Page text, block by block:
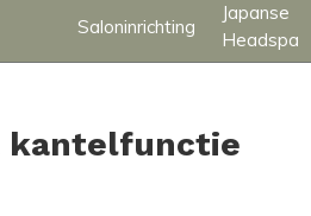
Saloninrichting
Japanse
Headspa
kantelfunctie